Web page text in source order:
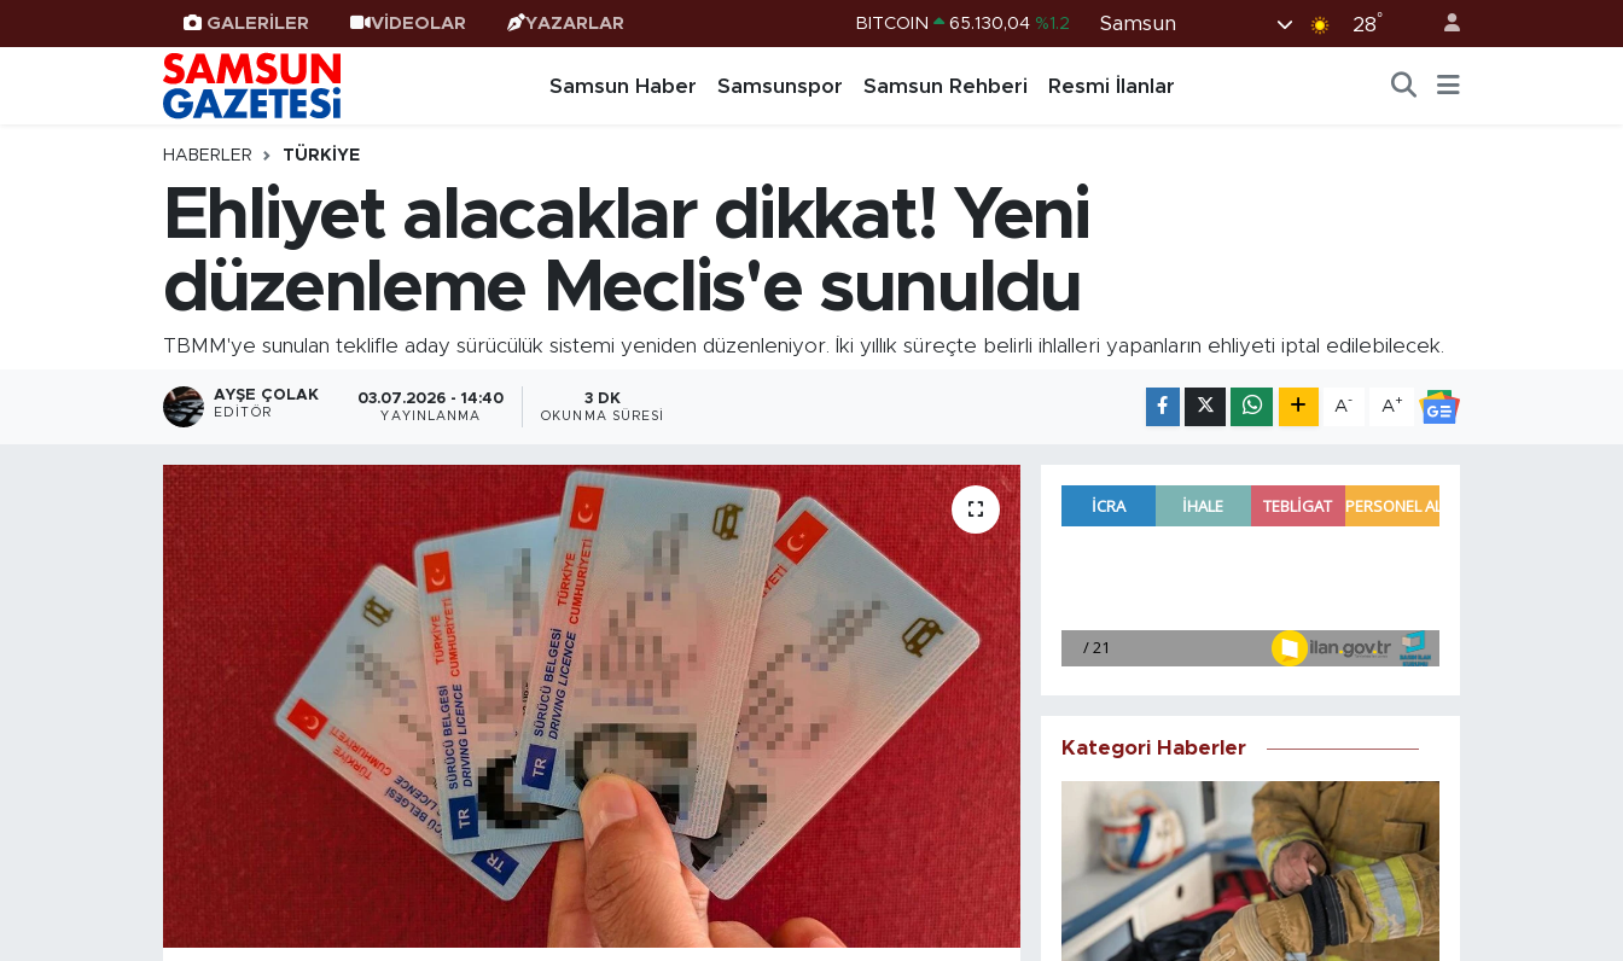
GALERİLER VİDEOLAR YAZARLAR DOLAR 47,7106 %0.17
BİST100 13.773 %-19
BITCOIN 65.130,04 %1.2
Samsun 28°
Samsun Haber Samsunspor Samsun Rehberi Resmi İlanlar
HABERLER TÜRKIYE
Ehliyet alacaklar dikkat! Yeni
düzenleme Meclis'e sunuldu
TBMM'ye sunulan teklifle aday sürücülük sistemi yeniden düzenleniyor. İki yıllık süreçte belirli ihlalleri yapanların ehliyeti iptal edilebilecek.
AYŞE ÇOLAK
EDITÖR
03.07.2026 - 14:40
YAYINLANMA
3 DK
OKUNMA SÜRESI
A- A+
Kategori Haberler
Samsun Haber
Samsunspor
Samsun Rehberi
Resmi İlanlar
Samsun Nöbetçi Eczaneler
Samsun Hava Durumu
SAMSUN Namaz Vakitleri
Samsun Trafik Yoğunluk Haritası
Süper Lig Puan Durumu ve Fikstür
Tüm Manşetler
Son Dakika Haberleri
Haber Arşivi